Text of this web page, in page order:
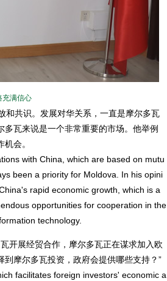
充满信心
共识。发展对华关系，一直是摩尔多瓦
瓦来说是一个非常重要的市场。他举例
会。
with China, which are based on mutu
been a priority for Moldova. In his opini
rapid economic growth, which is a
opportunities for cooperation in the
technology.
开展经贸合作，摩尔多瓦正在谋求加入欧
摩尔多瓦投资，政府会提供哪些支持？”
facilitates foreign investors' economic a